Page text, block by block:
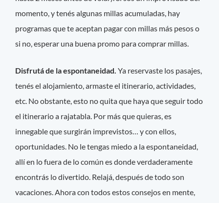
momento, y tenés algunas millas acumuladas, hay
programas que te aceptan pagar con millas más pesos o
si no, esperar una buena promo para comprar millas.
Disfrutá de la espontaneidad. Ya reservaste los pasajes,
tenés el alojamiento, armaste el itinerario, actividades,
etc. No obstante, esto no quita que haya que seguir todo
el itinerario a rajatabla. Por más que quieras, es
innegable que surgirán imprevistos… y con ellos,
oportunidades. No le tengas miedo a la espontaneidad,
allí en lo fuera de lo común es donde verdaderamente
encontrás lo divertido. Relajá, después de todo son
vacaciones. Ahora con todos estos consejos en mente,